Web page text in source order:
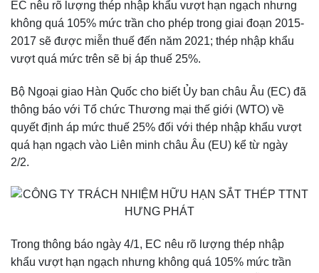
EC nêu rõ lượng thép nhập khẩu vượt hạn ngạch nhưng
không quá 105% mức trần cho phép trong giai đoạn 2015-
2017 sẽ được miễn thuế đến năm 2021; thép nhập khẩu
vượt quá mức trên sẽ bị áp thuế 25%.
Bộ Ngoại giao Hàn Quốc cho biết Ủy ban châu Âu (EC) đã
thông báo với Tổ chức Thương mại thế giới (WTO) về
quyết định áp mức thuế 25% đối với thép nhập khẩu vượt
quá hạn ngạch vào Liên minh châu Âu (EU) kể từ ngày
2/2.
Trong thông báo ngày 4/1, EC nêu rõ lượng thép nhập
khẩu vượt hạn ngạch nhưng không quá 105% mức trần